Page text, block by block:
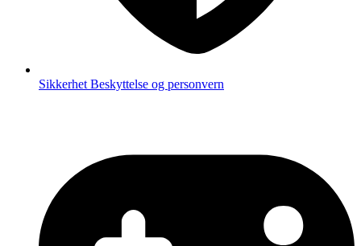
Sikkerhet Beskyttelse og personvern